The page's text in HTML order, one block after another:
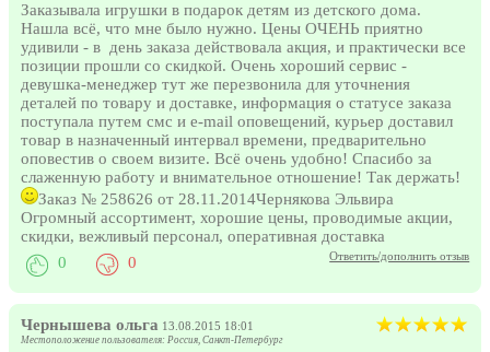
Заказывала игрушки в подарок детям из детского дома.
Нашла всё, что мне было нужно. Цены ОЧЕНЬ приятно
удивили - в день заказа действовала акция, и практически все
позиции прошли со скидкой. Очень хороший сервис -
девушка-менеджер тут же перезвонила для уточнения
деталей по товару и доставке, информация о статусе заказа
поступала путем смс и e-mail оповещений, курьер доставил
товар в назначенный интервал времени, предварительно
оповестив о своем визите. Всё очень удобно! Спасибо за
слаженную работу и внимательное отношение! Так держать!
Заказ № 258626 от 28.11.2014Чернякова Эльвира
Огромный ассортимент, хорошие цены, проводимые акции,
скидки, вежливый персонал, оперативная доставка
Ответить/дополнить отзыв
0 0
Чернышева ольга 13.08.2015 18:01
Местоположение пользователя: Россия, Санкт-Петербург